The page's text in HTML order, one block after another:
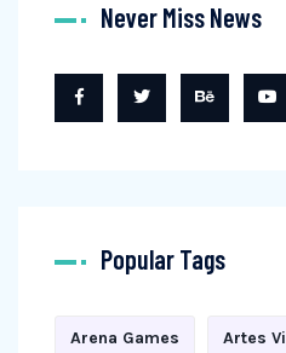
Never Miss News
Popular Tags
Arena Games Artes